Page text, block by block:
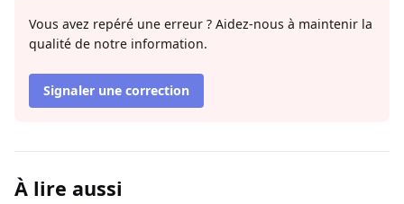
Vous avez repéré une erreur ? Aidez-nous à maintenir la
qualité de notre information.
Signaler une correction
À lire aussi